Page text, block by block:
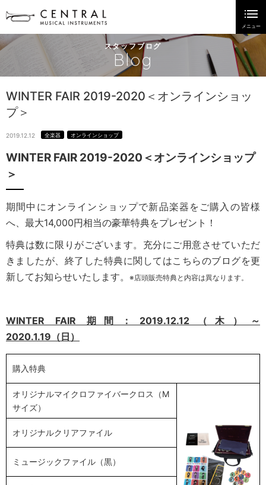
スタッフブログ
Blog
WINTER FAIR 2019-2020＜オンラインショッ
プ＞
2019.12.12 全楽器 オンラインショップ
WINTER FAIR 2019-2020＜オンラインショップ
＞
期間中にオンラインショップで新品楽器をご購入の皆様
へ、最大14,000円相当の豪華特典をプレゼント！
特典は数に限りがございます。充分にご用意させていただ
きましたが、終了した特典に関してはこちらのブログを更
新してお知らせいたします。
※店頭販売特典と内容は異なります。
WINTER FAIR 期間：2019.12.12（木）～
2020.1.19（日）
購入特典
オリジナルマイクロファイバークロス（M
サイズ）
オリジナルクリアファイル
ミュージックファイル（黒）